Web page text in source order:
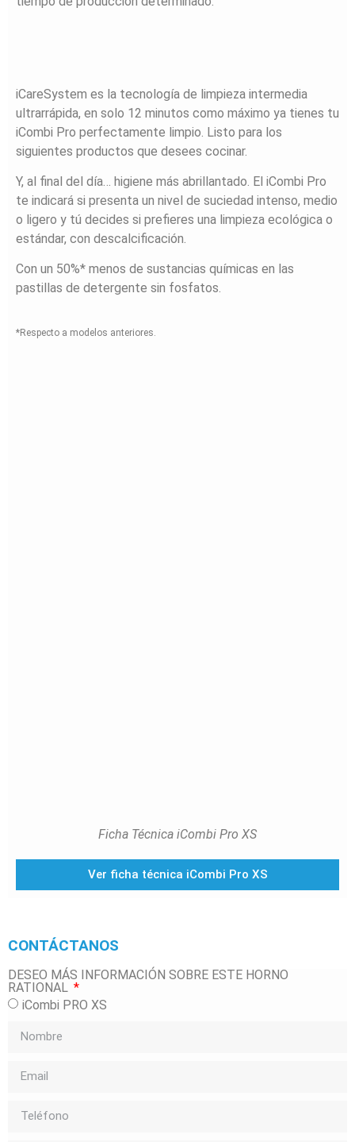
iCareSystem es la tecnología de limpieza intermedia
ultrarrápida, en solo 12 minutos como máximo ya tienes tu
iCombi Pro perfectamente limpio. Listo para los
siguientes productos que desees cocinar.
Y, al final del día… higiene más abrillantado. El iCombi Pro
te indicará si presenta un nivel de suciedad intenso, medio
o ligero y tú decides si prefieres una limpieza ecológica o
estándar, con descalcificación.
Con un 50%* menos de sustancias químicas en las
pastillas de detergente sin fosfatos.
*Respecto a modelos anteriores.
Ficha Técnica iCombi Pro XS
Ver ficha técnica iCombi Pro XS
CONTÁCTANOS
DESEO MÁS INFORMACIÓN SOBRE ESTE HORNO
RATIONAL
iCombi PRO XS